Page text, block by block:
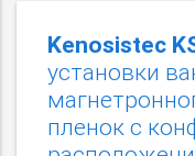
Kenosistec
установки
пленок c